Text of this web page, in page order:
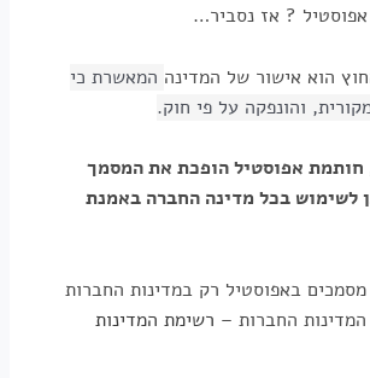
? אז נסביר…
הוא אישור של המדינה המאשרת כי
והונפקה על פי חוק.
חותמת אפוסטיל הופכת את המסמך
לשימוש בכל מדינה החברה באמנת
מסמכים באפוסטיל רק במדינות החברות
החברות – רשימת המדינות